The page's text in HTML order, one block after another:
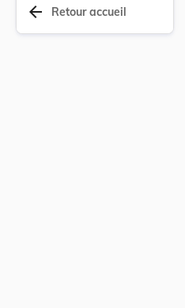
arrow_back Retour accueil